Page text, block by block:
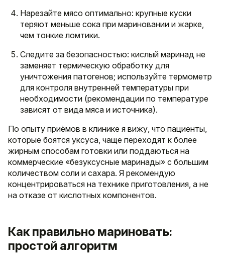
Нарезайте мясо оптимально: крупные куски
теряют меньше сока при мариновании и жарке,
чем тонкие ломтики.
Следите за безопасностью: кислый маринад не
заменяет термическую обработку для
уничтожения патогенов; используйте термометр
для контроля внутренней температуры при
необходимости (рекомендации по температуре
зависят от вида мяса и источника).
По опыту приёмов в клинике я вижу, что пациенты,
которые боятся уксуса, чаще переходят к более
жирным способам готовки или поддаються на
коммерческие «безуксусные маринады» с большим
количеством соли и сахара. Я рекомендую
концентрироваться на технике приготовления, а не
на отказе от кислотных компонентов.
Как правильно мариновать:
простой алгоритм